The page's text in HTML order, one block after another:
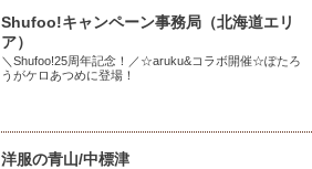
Shufoo!キャンペーン事務局（北海道エリ
ア）
＼Shufoo!25周年記念！／☆aruku&コラボ開催☆ぽたろ
うがケロあつめに登場！
洋服の青山/中標津